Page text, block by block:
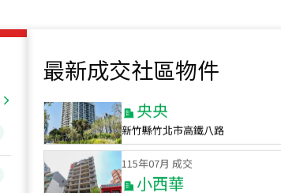
最新成交社區物件
115年07月 成交
新竹縣竹北市高鐵八路
115年07月 成交
小西華
台北市內湖區康寧路三段